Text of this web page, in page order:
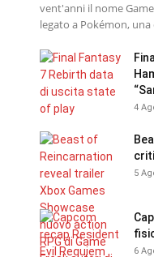
vent'anni il nome
legato a Pokémon,
4
5
6